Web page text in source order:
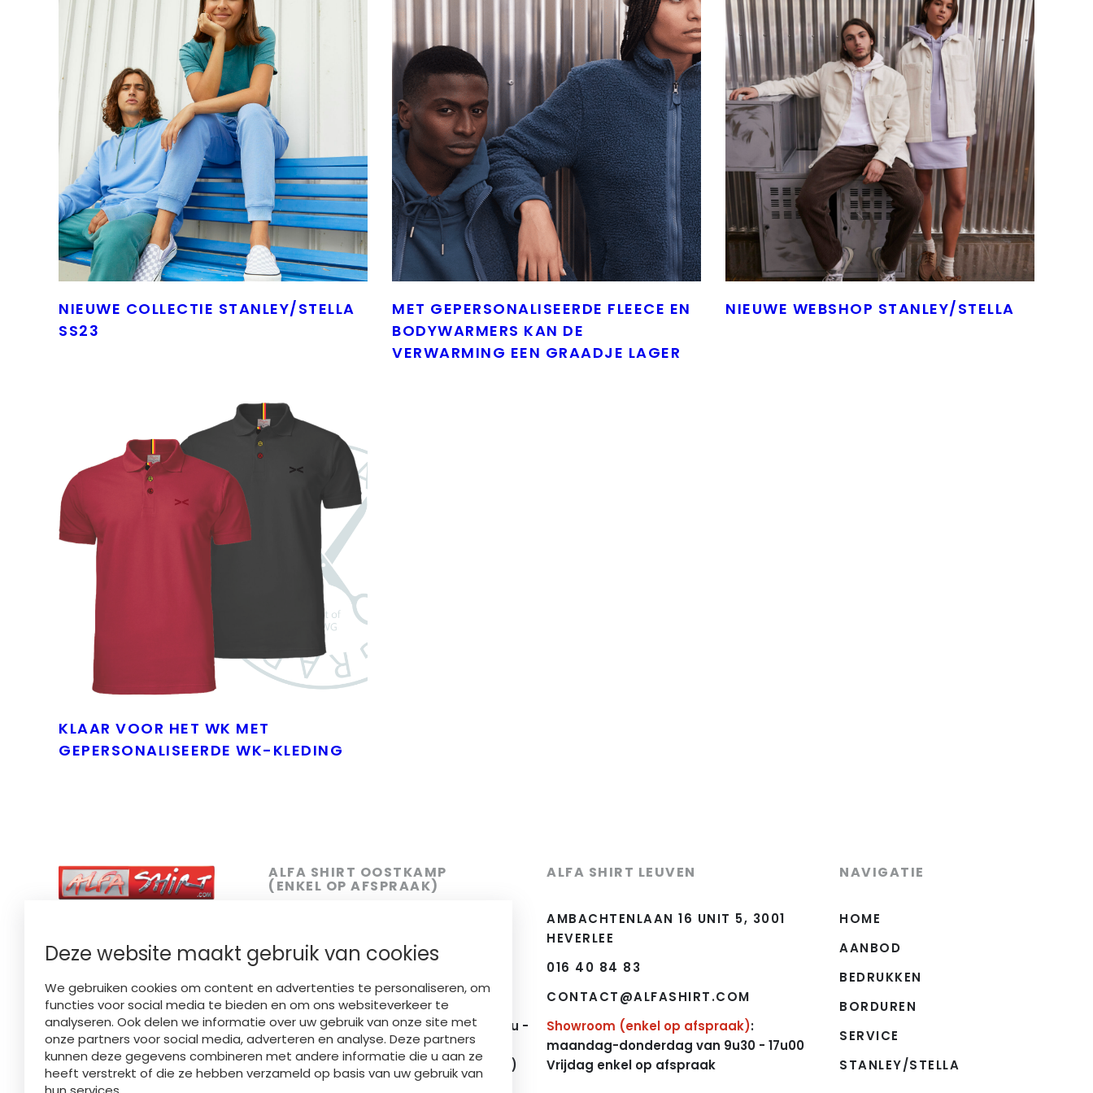
Deze website maakt gebruik van cookies
We gebruiken cookies om content en advertenties te personaliseren, om
functies voor social media te bieden en om ons websiteverkeer te
analyseren. Ook delen we informatie over uw gebruik van onze site met
onze partners voor social media, adverteren en analyse. Deze partners
kunnen deze gegevens combineren met andere informatie die u aan ze
heeft verstrekt of die ze hebben verzameld op basis van uw gebruik van
NIEUWE COLLECTIE STANLEY/STELLA
SS23
MET GEPERSONALISEERDE FLEECE EN
BODYWARMERS KAN DE
VERWARMING EEN GRAADJE LAGER
NIEUWE WEBSHOP STANLEY/STELLA
KLAAR VOOR HET WK MET
GEPERSONALISEERDE WK-KLEDING
FINISHED LOCALLY
ALFA SHIRT OOSTKAMP
(ENKEL OP AFSPRAAK)
050 31 81 18
Showroom (enkel op afspraak)
maandag - donderdag: 9u - 12u en 13u -
17u
Vrijdag: 9u - 12u (namiddag gesloten)
ALFA SHIRT LEUVEN
AMBACHTENLAAN 16 UNIT 5, 3001
HEVERLEE
016 40 84 83
CONTACT@ALFASHIRT.COM
Showroom (enkel op afspraak):
maandag-donderdag van 9u30 - 17u00
Vrijdag enkel op afspraak
NAVIGATIE
HOME
AANBOD
BEDRUKKEN
BORDUREN
SERVICE
STANLEY/STELLA